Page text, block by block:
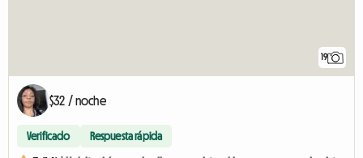
19
$32 / noche
Verificado Respuesta rápida